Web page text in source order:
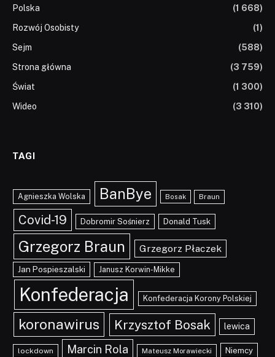
Polska
(1 668)
Rozwój Osobisty
(1)
Sejm
(588)
Strona główna
(3 759)
Świat
(1 300)
Wideo
(3 310)
TAGI
Agnieszka Wolska BanBye Bosak Braun
Covid-19 Dobromir Sośnierz Donald Tusk
Grzegorz Braun Grzegorz Płaczek
Jan Pospieszalski Janusz Korwin-Mikke
Konfederacja Konfederacja Korony Polskiej
koronawirus Krzysztof Bosak lewica
lockdown Marcin Rola Mateusz Morawiecki Niemcy